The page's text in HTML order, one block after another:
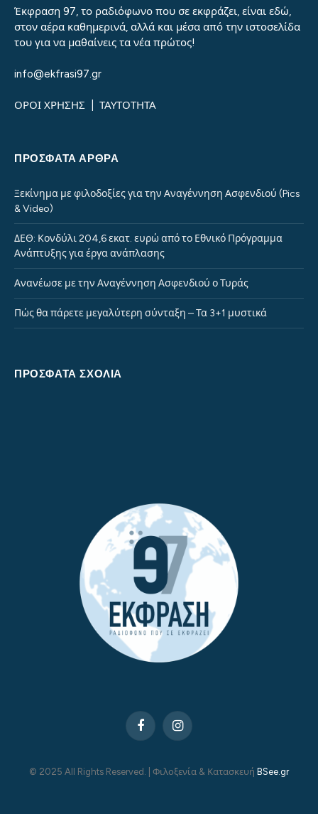
Έκφραση 97, το ραδιόφωνο που σε εκφράζει, είναι εδώ,
στον αέρα καθημερινά, αλλά και μέσα από την ιστοσελίδα
του για να μαθαίνεις τα νέα πρώτος!
info@ekfrasi97.gr
ΟΡΟΙ ΧΡΗΣΗΣ ΤΑΥΤΟΤΗΤΑ
ΠΡΌΣΦΑΤΑ ΆΡΘΡΑ
Ξεκίνημα με φιλοδοξίες για την Αναγέννηση Ασφενδιού (Pics
& Video)
ΔΕΘ: Κονδύλι 204,6 εκατ. ευρώ από το Εθνικό Πρόγραμμα
Ανάπτυξης για έργα ανάπλασης
Ανανέωσε με την Αναγέννηση Ασφενδιού ο Τυράς
Πώς θα πάρετε μεγαλύτερη σύνταξη – Τα 3+1 μυστικά
ΠΡΌΣΦΑΤΑ ΣΧΌΛΙΑ
FacebookInstagram
© 2025 All Rights Reserved. | Φιλοξενία & Κατασκευή BSee.gr